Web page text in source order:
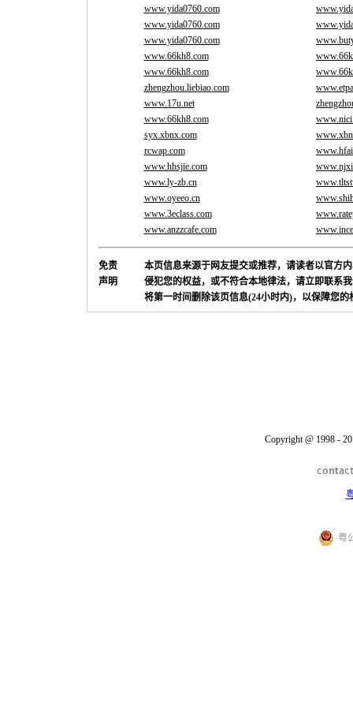
www.yida0760.com
www.yida0760.com
www.yida0760.com
www.66kh8.com
www.66kh8.com
zhengzhou.liebiao.com
www.17u.net
www.66kh8.com
syx.xbnx.com
rcwap.com
www.hhsjie.com
www.ly-zb.cn
www.oyeeo.cn
www.3eclass.com
www.anzzcafe.com
免责
声明
本页信息来源于网友提交或推荐，请读者以官方
侵犯您的权益，或不符合本地律法，请立即联系
将第一时间删除该页信息(24小时内)，以保障您的
Copyright @ 1998 -
粤